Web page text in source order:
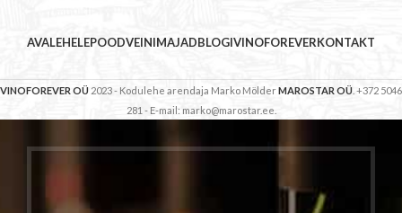
AVALEHELEPOODVEINIMAJADBLOGIVINOFOREVERKONTAKT
VINOFOREVER OÜ 2023 - Kodulehe arendaja Marko MölderMAROSTAR OÜ . +372 5046
281 - E-mail: marko@marostar.ee.